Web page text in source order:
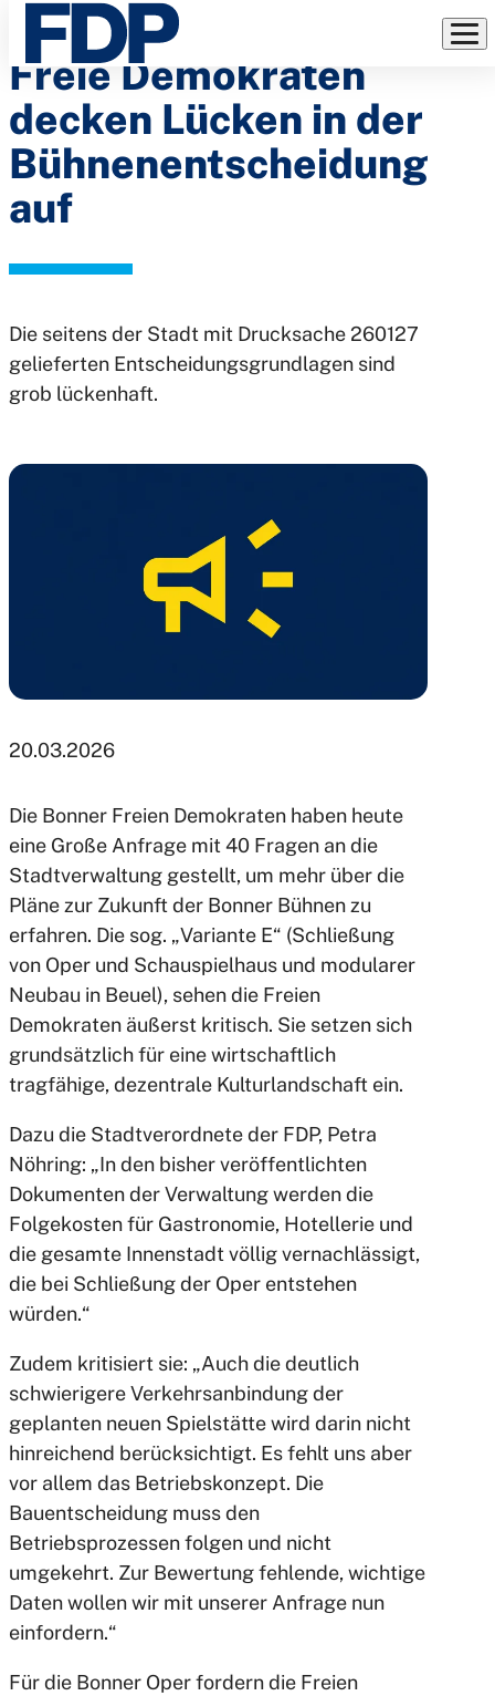
Direkt
Inhalt
Pressemitteilung:
Freie Demokraten
decken Lücken in der
Bühnenentscheidung
auf
Die seitens der Stadt mit Drucksache 260127
gelieferten Entscheidungsgrundlagen sind
grob lückenhaft.
20.03.2026
Die Bonner Freien Demokraten haben heute
eine Große Anfrage mit 40 Fragen an die
Stadtverwaltung gestellt, um mehr über die
Pläne zur Zukunft der Bonner Bühnen zu
erfahren. Die sog. „Variante E“ (Schließung
von Oper und Schauspielhaus und modularer
Neubau in Beuel), sehen die Freien
Demokraten äußerst kritisch. Sie setzen sich
grundsätzlich für eine wirtschaftlich
tragfähige, dezentrale Kulturlandschaft ein.
Dazu die Stadtverordnete der FDP, Petra
Nöhring: „In den bisher veröffentlichten
Dokumenten der Verwaltung werden die
Folgekosten für Gastronomie, Hotellerie und
die gesamte Innenstadt völlig vernachlässigt,
die bei Schließung der Oper entstehen
würden.“
Zudem kritisiert sie: „Auch die deutlich
schwierigere Verkehrsanbindung der
geplanten neuen Spielstätte wird darin nicht
hinreichend berücksichtigt. Es fehlt uns aber
vor allem das Betriebskonzept. Die
Bauentscheidung muss den
Betriebsprozessen folgen und nicht
umgekehrt. Zur Bewertung fehlende, wichtige
Daten wollen wir mit unserer Anfrage nun
einfordern.“
Für die Bonner Oper fordern die Freien